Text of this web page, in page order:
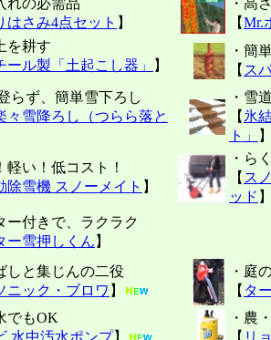
れの必需品
はさみ4点セット 】
・高
【Mr.
を耕す
ール製「土起こし器」 】
・簡
【 ス
らず、簡単雪下ろし
々雪降ろし（つらら落と
・雪
【 氷
ト」
軽い！低コスト！
除雪機 スノーメイト 】
・ら
【 ス
ッド
ー付きで、ラクラク
ー雪押しくん 】
しと集じんの二役
ニック・ブロワ 】
・庭
【 タ
でもOK
水中汚水ポンプ】
・農
【 リ